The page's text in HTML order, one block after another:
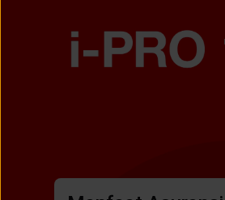
TEMUKAN AGEN
LAYANAN NASABAH